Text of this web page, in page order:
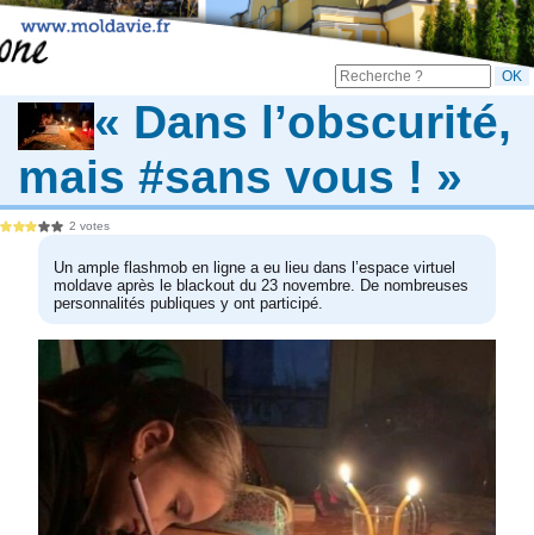
« Dans l’obscurité,
mais #sans vous ! »
2 votes
Un ample flashmob en ligne a eu lieu dans l’espace virtuel
moldave après le blackout du 23 novembre. De nombreuses
personnalités publiques y ont participé.